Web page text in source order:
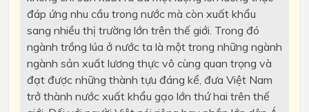
đáp ứng nhu cầu trong nước mà còn xuất khẩu
sang nhiều thị trường lớn trên thế giới. Trong đó
ngành trồng lúa ở nước ta là một trong những ngành
ngành sản xuất lương thực vô cùng quan trọng và
đạt được những thành tựu đáng kể, đưa Việt Nam
trở thành nước xuất khẩu gạo lớn thứ hai trên thế